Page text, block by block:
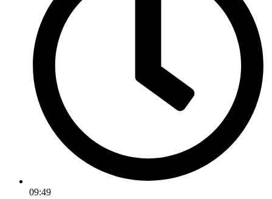
09:49